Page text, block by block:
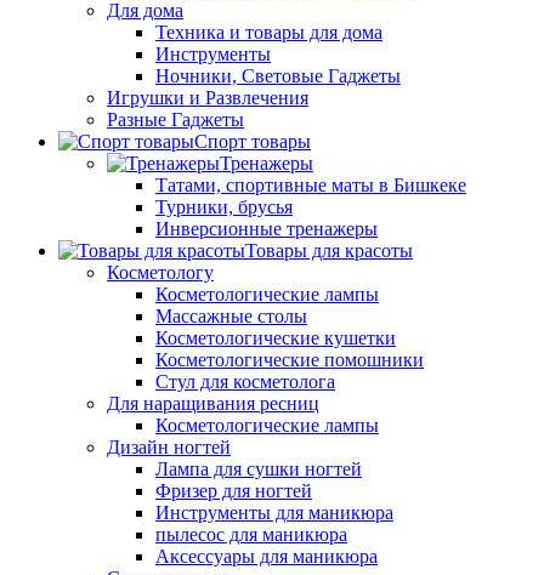
Для дома
Техника и товары для дома
Инструменты
Ночники, Световые Гаджеты
Игрушки и Развлечения
Разные Гаджеты
Спорт товары
Тренажеры
Татами, спортивные маты в Бишкеке
Турники, брусья
Инверсионные тренажеры
Товары для красоты
Косметологу
Косметологические лампы
Массажные столы
Косметологические кушетки
Косметологические помошники
Стул для косметолога
Для наращивания ресниц
Косметологические лампы
Дизайн ногтей
Лампа для сушки ногтей
Фризер для ногтей
Инструменты для маникюра
пылесос для маникюра
Аксессуары для маникюра